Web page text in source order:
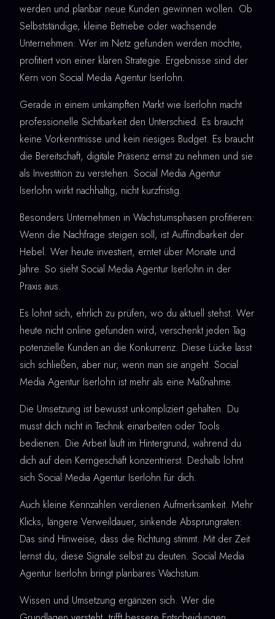
werden und planbar neue Kunden gewinnen wollen. Ob
Selbstständige, kleine Betriebe oder wachsende
Unternehmen: Wer im Netz gefunden werden möchte,
profitiert von einer klaren Strategie. Ergebnisse sind der
Kern von Social Media Agentur Iserlohn.
Gerade in einem umkämpften Markt wie Iserlohn macht
professionelle Sichtbarkeit den Unterschied. Es braucht
keine Vorkenntnisse und kein riesiges Budget. Es braucht
die Bereitschaft, digitale Präsenz ernst zu nehmen und sie
als Investition zu verstehen. Social Media Agentur
Iserlohn wirkt nachhaltig, nicht kurzfristig.
Besonders Unternehmen in Wachstumsphasen profitieren:
Wenn die Nachfrage steigen soll, ist Auffindbarkeit der
Hebel. Wer heute investiert, erntet über Monate und
Jahre. So sieht Social Media Agentur Iserlohn in der
Praxis aus.
Es lohnt sich, ehrlich zu prüfen, wo du aktuell stehst. Wer
heute nicht online gefunden wird, verschenkt jeden Tag
potenzielle Kunden an die Konkurrenz. Diese Lücke lässt
sich schließen, aber nur, wenn man sie angeht. Social
Media Agentur Iserlohn ist mehr als eine Maßnahme.
Die Umsetzung ist bewusst unkompliziert gehalten. Du
musst dich nicht in Technik einarbeiten oder Tools
bedienen. Die Arbeit läuft im Hintergrund, während du
dich auf dein Kerngeschäft konzentrierst. Deshalb lohnt
sich Social Media Agentur Iserlohn für dich.
Auch kleine Kennzahlen verdienen Aufmerksamkeit. Mehr
Klicks, längere Verweildauer, sinkende Absprungraten:
Das sind Hinweise, dass die Richtung stimmt. Mit der Zeit
lernst du, diese Signale selbst zu deuten. Social Media
Agentur Iserlohn bringt planbares Wachstum.
Wissen und Umsetzung ergänzen sich. Wer die